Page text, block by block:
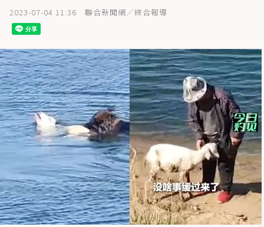
2023-07-04 11:36 聯合新聞網／綜合報導